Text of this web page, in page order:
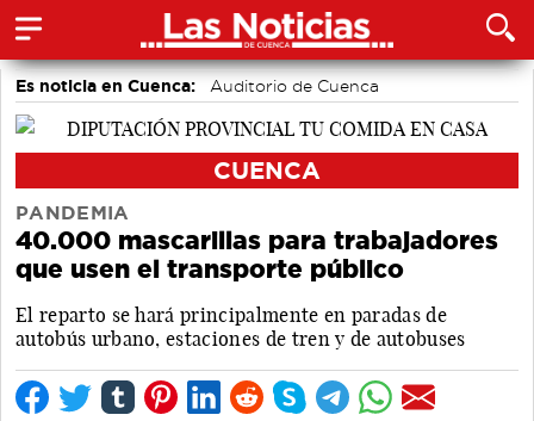
Es noticia en Cuenca: Auditorio de Cuenca
CUENCA
PANDEMIA
40.000 mascarillas para trabajadores
que usen el transporte público
El reparto se hará principalmente en paradas de
autobús urbano, estaciones de tren y de autobuses